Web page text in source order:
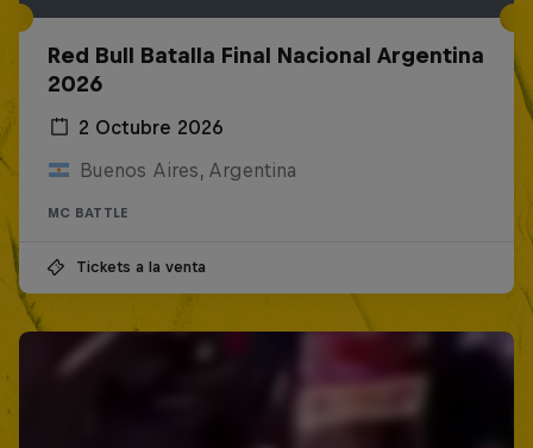
Red Bull Batalla Final Nacional Argentina
2026
2 Octubre 2026
Buenos Aires, Argentina
MC BATTLE
Tickets a la venta